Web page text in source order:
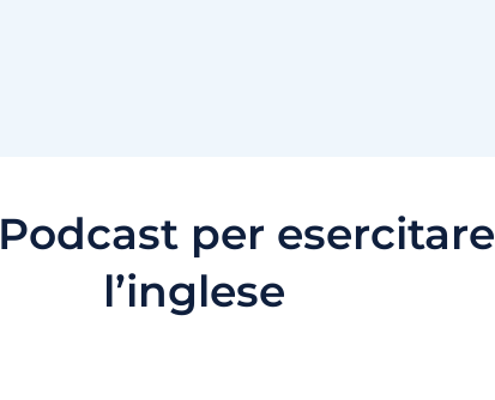
Podcast per esercitare
l’inglese